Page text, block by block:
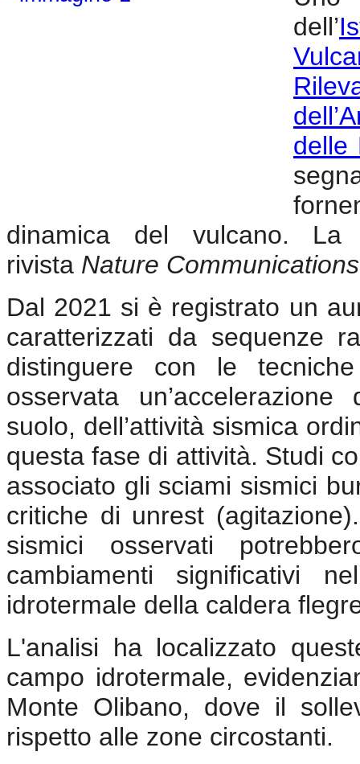
dell’
delle
dinamica del vulcano.
rivista Nature Communications
Dal 2021 si è registrato un
caratterizzati da sequenze
distinguere con le
osservata
suolo, dell’attività sismica
questa fase di attività. Studi
associato gli sciami sismici
critiche di unrest
sismici osservati
cambiamenti significativi
idrotermale della caldera
L'analisi ha localizzato
campo idrotermale,
Monte Olibano, dove il
rispetto alle zone circostanti.